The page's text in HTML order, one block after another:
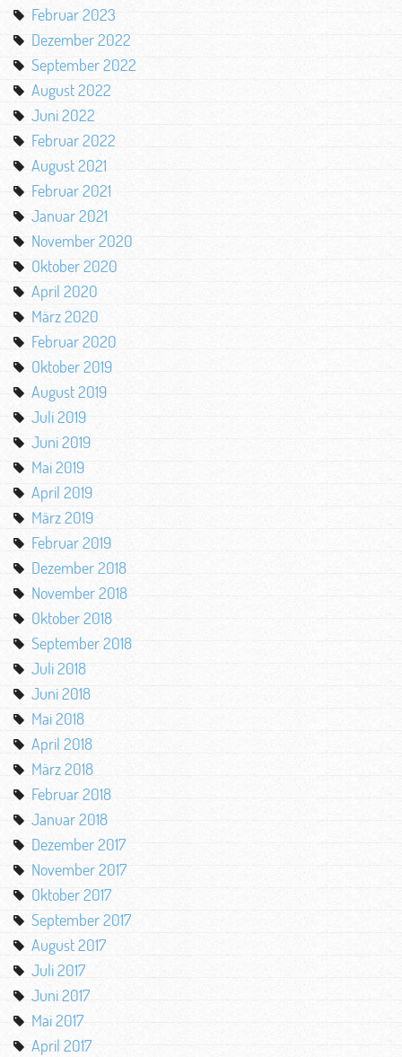
Februar 2023
Dezember 2022
September 2022
August 2022
Juni 2022
Februar 2022
August 2021
Februar 2021
Januar 2021
November 2020
Oktober 2020
April 2020
März 2020
Februar 2020
Oktober 2019
August 2019
Juli 2019
Juni 2019
Mai 2019
April 2019
März 2019
Februar 2019
Dezember 2018
November 2018
Oktober 2018
September 2018
Juli 2018
Juni 2018
Mai 2018
April 2018
März 2018
Februar 2018
Januar 2018
Dezember 2017
November 2017
Oktober 2017
September 2017
August 2017
Juli 2017
Juni 2017
Mai 2017
April 2017